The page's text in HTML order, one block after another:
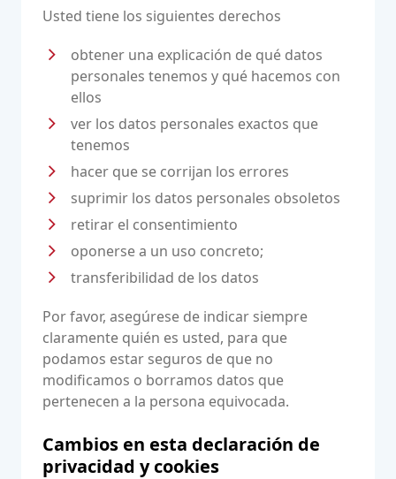
Usted tiene los siguientes derechos
obtener una explicación de qué datos
personales tenemos y qué hacemos con
ellos
ver los datos personales exactos que
tenemos
hacer que se corrijan los errores
suprimir los datos personales obsoletos
retirar el consentimiento
oponerse a un uso concreto;
transferibilidad de los datos
Por favor, asegúrese de indicar siempre
claramente quién es usted, para que
podamos estar seguros de que no
modificamos o borramos datos que
pertenecen a la persona equivocada.
Cambios en esta declaración de
privacidad y cookies